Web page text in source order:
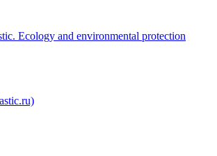
Ecology and environmental protection